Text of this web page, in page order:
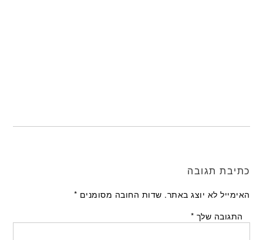
כתיבת תגובה
האימייל לא יוצג באתר. שדות החובה מסומנים *
התגובה שלך *